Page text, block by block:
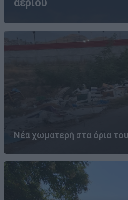
αερίου
Νέα χωματερή στα όρια